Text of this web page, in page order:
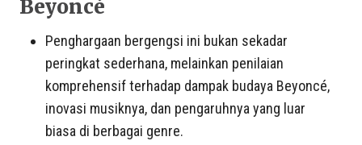
Beyoncé
Penghargaan bergengsi ini bukan sekadar
peringkat sederhana, melainkan penilaian
komprehensif terhadap dampak budaya Beyoncé,
inovasi musiknya, dan pengaruhnya yang luar
biasa di berbagai genre.